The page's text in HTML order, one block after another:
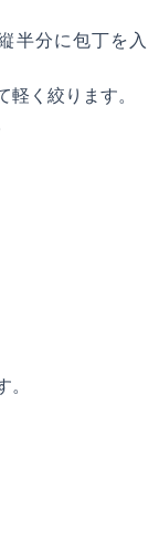
半分に包丁を入
軽く絞ります。
。